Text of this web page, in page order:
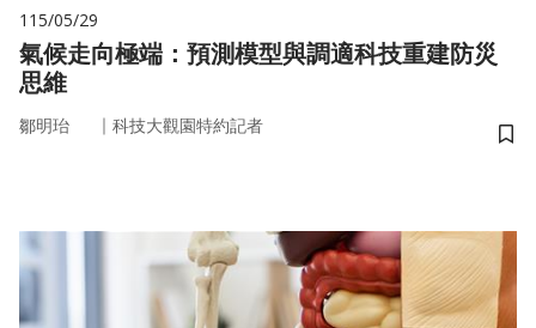
115/05/29
氣候走向極端：預測模型與調適科技重建防災
思維
鄒明珆 ｜ 科技大觀園特約記者
儲